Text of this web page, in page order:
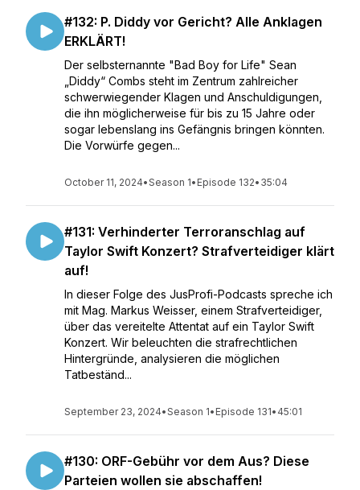
#132: P. Diddy vor Gericht? Alle Anklagen
ERKLÄRT!
Der selbsternannte "Bad Boy for Life" Sean
„Diddy“ Combs steht im Zentrum zahlreicher
schwerwiegender Klagen und Anschuldigungen,
die ihn möglicherweise für bis zu 15 Jahre oder
sogar lebenslang ins Gefängnis bringen könnten.
Die Vorwürfe gegen...
October 11, 2024•Season 1• Episode 132• 35:04
#131: Verhinderter Terroranschlag auf
Taylor Swift Konzert? Strafverteidiger klärt
auf!
In dieser Folge des JusProfi-Podcasts spreche ich
mit Mag. Markus Weisser, einem Strafverteidiger,
über das vereitelte Attentat auf ein Taylor Swift
Konzert. Wir beleuchten die strafrechtlichen
Hintergründe, analysieren die möglichen
Tatbeständ...
September 23, 2024•Season 1• Episode 131• 45:01
#130: ORF-Gebühr vor dem Aus? Diese
Parteien wollen sie abschaffen!